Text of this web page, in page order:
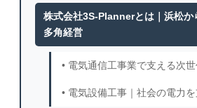
株式会社3S-Plannerとは｜浜松か
多角経営
• 電気通信工事業で支える次
• 電気設備工事｜社会の電力